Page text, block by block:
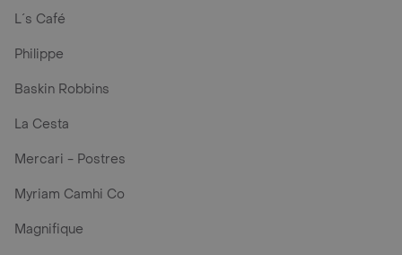
L´s Café
Philippe
Baskin Robbins
La Cesta
Mercari - Postres
Myriam Camhi Co
Magnifique